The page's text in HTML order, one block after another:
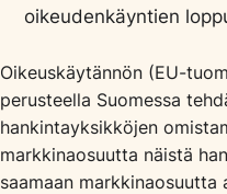
oikeudenkäyntien
Oikeuskäytännön (EU-
perusteella Suomessa
hankintayksikköjen
markkinaosuutta näistä
saamaan